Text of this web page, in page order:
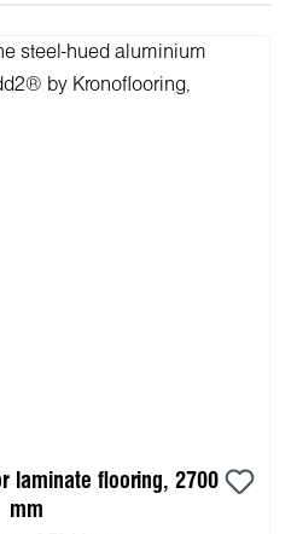
laminate flooring, 2700
mm